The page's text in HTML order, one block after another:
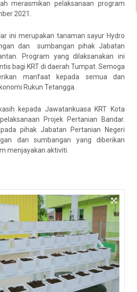
merasmikan pelaksanaan program
2021.
ini merupakan tanaman sayur Hydro
dan sumbangan pihak Jabatan
Program yang dilaksanakan ini
bagi KRT di daerah Tumpat. Semoga
manfaat kepada semua dan
Rukun Tetangga.
kepada Jawatankuasa KRT Kota
Projek Pertanian Bandar.
pihak Jabatan Pertanian Negeri
dan sumbangan yang diberikan
menjayakan aktiviti.